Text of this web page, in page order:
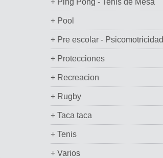
+ Ping Pong - Tenis de Mesa
+ Pool
+ Pre escolar - Psicomotricidad
+ Protecciones
+ Recreacion
+ Rugby
+ Taca taca
+ Tenis
+ Varios